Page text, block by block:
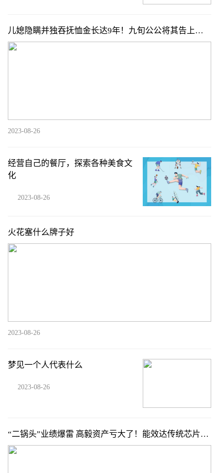
儿媳隐瞒并独吞抚恤金长达9年！九旬公公将其告上法
庭，法院判了！
2023-08-26
经营自己的餐厅，探索各种美食文
化
2023-08-26
火花塞什么牌子好
2023-08-26
梦见一个人代表什么
2023-08-26
“二锅头”业绩爆雷 高毅资产亏大了！能效达传统芯片14
倍 IBM开发出新AI芯片（附概念股）